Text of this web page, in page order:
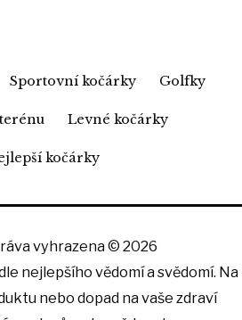
Sportovní kočárky Golfky
Levné kočárky
kočárky
vyhrazena © 2026
nejlepšího vědomí a svědomí. Na
nebo dopad na vaše zdraví